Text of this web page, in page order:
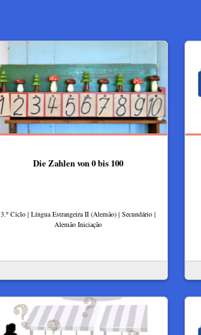
Die Zahlen von 0 bis 100
3.º Ciclo | Língua Estrangeira II (Alemão) | Secundário |
Alemão Iniciação